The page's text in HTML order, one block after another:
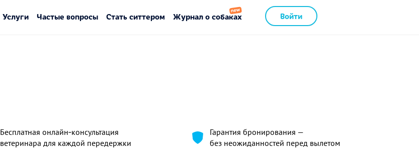
Войти
Услуги Частые вопросы Стать ситтером Журнал о собаках
Бесплатная онлайн‑консультация
ветеринара для каждой передержки
Гарантия бронирования —
без неожиданностей перед вылетом